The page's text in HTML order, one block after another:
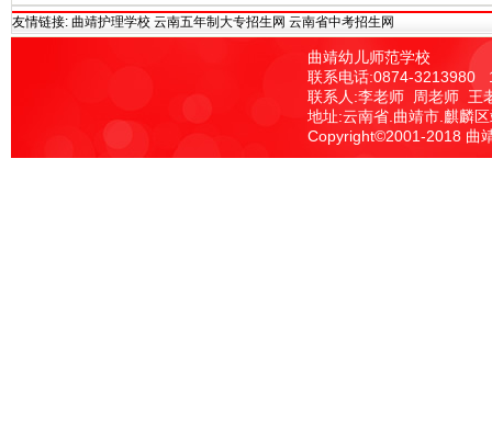
友情链接: 曲靖护理学校 云南五年制大专招生网 云南省中考招生网
曲靖幼儿师范学校
联系电话:0874-3213980
联系人:李老师 周老师 王
地址:云南省.曲靖市.麒麟
Copyright©2001-2018 曲